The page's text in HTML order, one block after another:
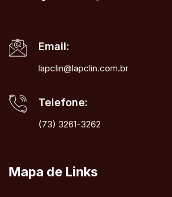
Email:
lapclin@lapclin.com.br
Telefone:
(73) 3261-3262
Mapa de Links